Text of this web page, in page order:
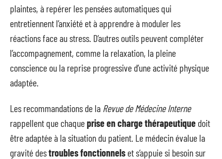
plaintes, à repérer les pensées automatiques qui
entretiennent l’anxiété et à apprendre à moduler les
réactions face au stress. D’autres outils peuvent compléter
l’accompagnement, comme la relaxation, la pleine
conscience ou la reprise progressive d’une activité physique
adaptée.
Les recommandations de la Revue de Médecine Interne
rappellent que chaqueprise en charge thérapeutique doit
être adaptée à la situation du patient. Le médecin évalue la
gravité destroubles fonctionnels et s’appuie si besoin sur